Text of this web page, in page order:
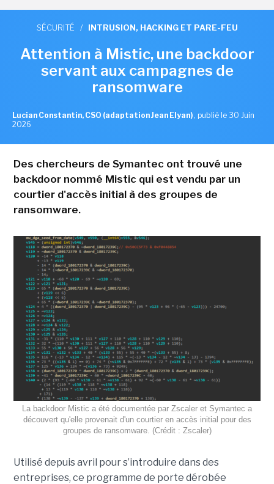
SÉCURITÉ / INTRUSION, HACKING ET PARE-FEU
Attention à Mistic, une backdoor
servant aux campagnes de
ransomware
Lucian Constantin, CSO (adaptation Jean Elyan) , publié le 30 Juin
2026
Des chercheurs de Symantec ont trouvé une
backdoor nommé Mistic qui est vendu par un
courtier d'accès initial à des groupes de
ransomware.
La backdoor Mistic a été documentée par Zscaler et Symantec a
découvert qu'elle provenait d'un courtier en accès initial pour des
groupes de ransomware. (Crédit : Zscaler)
Utilisé depuis avril pour s’introduire dans des
entreprises, ce programme de porte dérobée